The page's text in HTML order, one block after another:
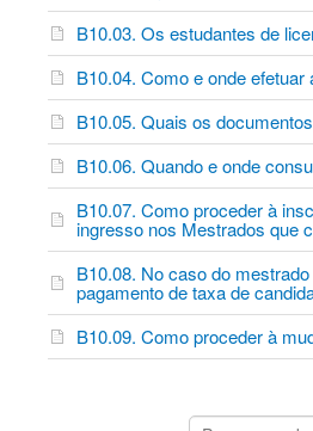
B10.03. Os estudantes de
B10.04. Como e onde
B10.05. Quais os
B10.06. Quando e onde
B10.07. Como proceder à
ingresso nos Mestrados que
B10.08. No caso do
pagamento de taxa de
B10.09. Como proceder à